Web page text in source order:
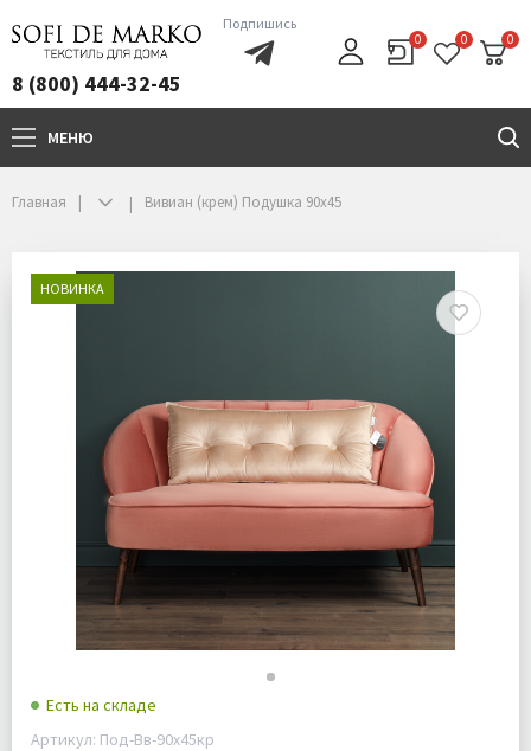
8 (800) 444-32-45
Подпишись
0 0 0
МЕНЮ
Главная Вивиан (крем) Подушка 90х45
НОВИНКА
Есть на складе
Артикул: Под-Вв-90х45кр